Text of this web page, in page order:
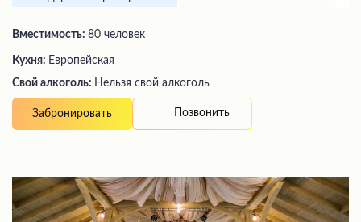
Вместимость: 80 человек
Кухня: Европейская
Свой алкоголь: Нельзя свой алкоголь
Забронировать Позвонить